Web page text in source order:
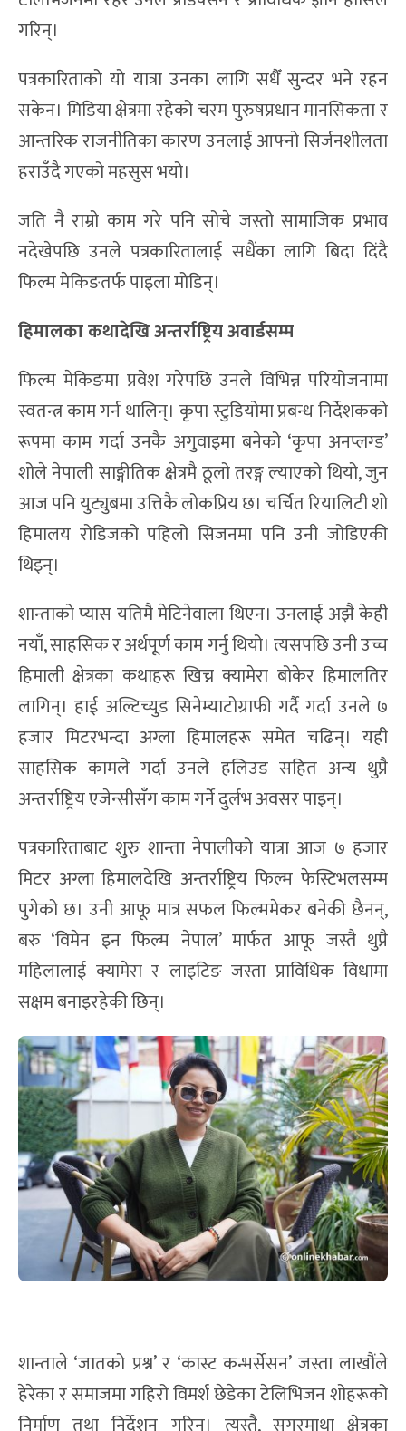
गरिन्।
पत्रकारिताको यो यात्रा उनका लागि सधैँ सुन्दर भने रहन
सकेन। मिडिया क्षेत्रमा रहेको चरम पुरुषप्रधान मानसिकता र
आन्तरिक राजनीतिका कारण उनलाई आफ्नो सिर्जनशीलता
हराउँदै गएको महसुस भयो।
जति नै राम्रो काम गरे पनि सोचे जस्तो सामाजिक प्रभाव
नदेखेपछि उनले पत्रकारितालाई सधैंका लागि बिदा दिंदै
फिल्म मेकिङतर्फ पाइला मोडिन्।
हिमालका कथादेखि अन्तर्राष्ट्रिय अवार्डसम्म
फिल्म मेकिङमा प्रवेश गरेपछि उनले विभिन्न परियोजनामा
स्वतन्त्र काम गर्न थालिन्। कृपा स्टुडियोमा प्रबन्ध निर्देशकको
रूपमा काम गर्दा उनकै अगुवाइमा बनेको ‘कृपा अनप्लग्ड’
शोले नेपाली साङ्गीतिक क्षेत्रमै ठूलो तरङ्ग ल्याएको थियो, जुन
आज पनि युट्युबमा उत्तिकै लोकप्रिय छ। चर्चित रियालिटी शो
हिमालय रोडिजको पहिलो सिजनमा पनि उनी जोडिएकी
थिइन्।
शान्ताको प्यास यतिमै मेटिनेवाला थिएन। उनलाई अझै केही
नयाँ, साहसिक र अर्थपूर्ण काम गर्नु थियो। त्यसपछि उनी उच्च
हिमाली क्षेत्रका कथाहरू खिच्न क्यामेरा बोकेर हिमालतिर
लागिन्। हाई अल्टिच्युड सिनेम्याटोग्राफी गर्दै गर्दा उनले ७
हजार मिटरभन्दा अग्ला हिमालहरू समेत चढिन्। यही
साहसिक कामले गर्दा उनले हलिउड सहित अन्य थुप्रै
अन्तर्राष्ट्रिय एजेन्सीसँग काम गर्ने दुर्लभ अवसर पाइन्।
पत्रकारिताबाट शुरु शान्ता नेपालीको यात्रा आज ७ हजार
मिटर अग्ला हिमालदेखि अन्तर्राष्ट्रिय फिल्म फेस्टिभलसम्म
पुगेको छ। उनी आफू मात्र सफल फिल्ममेकर बनेकी छैनन्,
बरु ‘विमेन इन फिल्म नेपाल’ मार्फत आफू जस्तै थुप्रै
महिलालाई क्यामेरा र लाइटिङ जस्ता प्राविधिक विधामा
सक्षम बनाइरहेकी छिन्।
शान्ताले ‘जातको प्रश्न’ र ‘कास्ट कन्भर्सेसन’ जस्ता लाखौंले
हेरेका र समाजमा गहिरो विमर्श छेडेका टेलिभिजन शोहरूको